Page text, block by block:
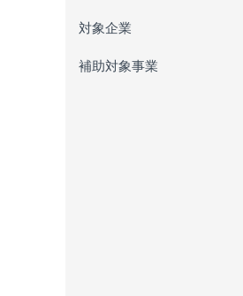
対象企業
補助対象事業